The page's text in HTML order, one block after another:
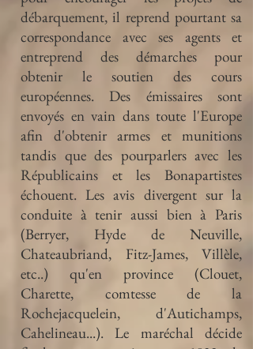
débarquement, il reprend pourtant sa
correspondance avec ses agents et
entreprend des démarches pour
obtenir le soutien des cours
européennes. Des émissaires sont
envoyés en vain dans toute l'Europe
afin d'obtenir armes et munitions
tandis que des pourparlers avec les
Républicains et les Bonapartistes
échouent. Les avis divergent sur la
conduite à tenir aussi bien à Paris
(Berryer, Hyde de Neuville,
Chateaubriand, Fitz-James, Villèle,
etc..) qu'en province (Clouet,
Charette, comtesse de la
Rochejacquelein, d'Autichamps,
Cahelineau...). Le maréchal décide